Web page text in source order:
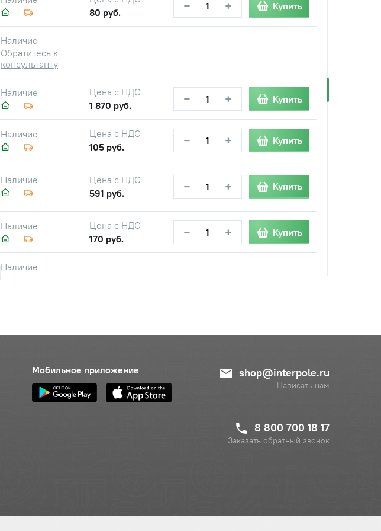
80 руб.
− + Купить
Наличие
Обратитесь к
консультанту
Наличие
Цена с НДС
1 870 руб.
− + Купить
Наличие
Цена с НДС
105 руб.
− + Купить
Наличие
Цена с НДС
591 руб.
− + Купить
Наличие
Цена с НДС
170 руб.
− + Купить
Наличие
Обратитесь к
225 руб.
Обратитесь к
консультанту
Наличие
Цена с НДС
− +
Мобильное приложение shop@interpole.ru
Написать нам
8 800 700 18 17
Заказать обратный звонок